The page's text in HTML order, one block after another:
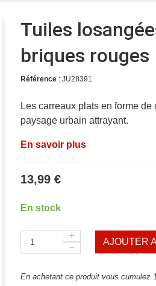
Tuiles
briques rouges
Référence : JU28391
Les carreaux plats en forme
paysage urbain attrayant.
En savoir plus
13,99 €
En stock
AJOUTER
En achetant ce produit vous cumulez